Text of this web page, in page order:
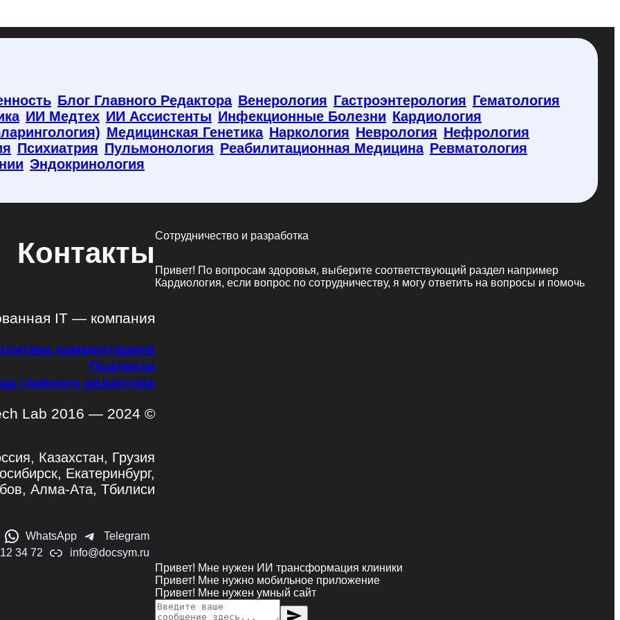
Блог Главного Редактора Венерология Гастроэнтерология Гематология
ИИ Медтех ИИ Ассистенты Инфекционные Болезни Кардиология
Медицинская Генетика Наркология Неврология Нефрология
Психиатрия Пульмонология Реабилитационная Медицина Ревматология
Эндокринология
Контакты
IT — компания
комментариев
Подписка
главного редактора
Lab 2016 — 2024 ©
Казахстан, Грузия
Екатеринбург,
Алма-Ата, Тбилиси
WhatsApp
Telegram
34 72
info@docsym.ru
Сотрудничество и разработка
Привет! По вопросам здоровья, выберите соответствующий раздел например
Кардиология, если вопрос по сотрудничеству, я могу ответить на вопросы и помочь
Привет! Мне нужен ИИ трансформация клиники
Привет! Мне нужно мобильное приложение
Привет! Мне нужен умный сайт
send